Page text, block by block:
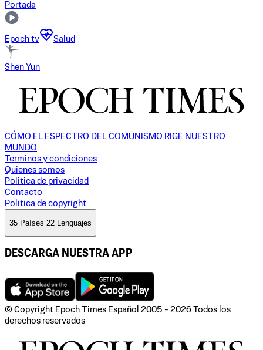
Portada
Epoch tv Salud
Shen Yun
CÓMO EL ESPECTRO DEL COMUNISMO RIGE NUESTRO
MUNDO
Terminos y condiciones
Quienes somos
Politica de privacidad
Contacto
Politica de copyright
35 Países 22 Lenguajes
DESCARGA NUESTRA APP
© Copyright Epoch Times Español 2005 - 2026 Todos los
derechos reservados